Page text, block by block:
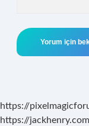
https://
https://